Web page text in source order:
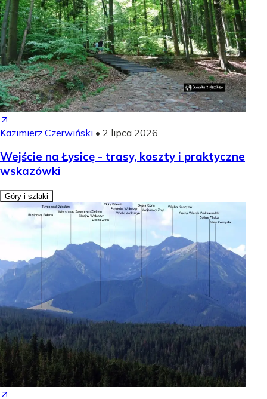
Kazimierz Czerwiński • 2 lipca 2026
Wejście na Łysicę - trasy, koszty i praktyczne
wskazówki
Góry i szlaki